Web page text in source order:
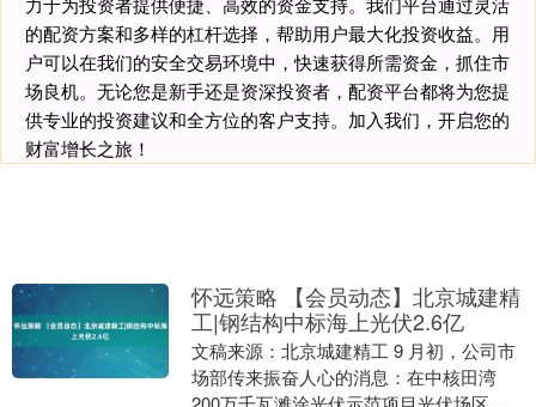
的配资方案和多样的杠杆选择，帮助用户最大化投资收益。用
户可以在我们的安全交易环境中，快速获得所需资金，抓住市
场良机。无论您是新手还是资深投资者，配资平台都将为您提
供专业的投资建议和全方位的客户支持。加入我们，开启您的
财富增长之旅！
怀远策略 【会员动态】北京城建精
工|钢结构中标海上光伏2.6亿
文稿来源：北京城建精工 9 月初，公司市
场部传来振奋人心的消息：在中核田湾